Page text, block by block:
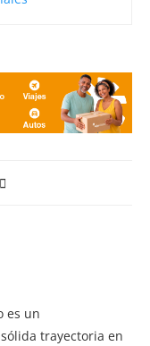
es un
trayectoria en